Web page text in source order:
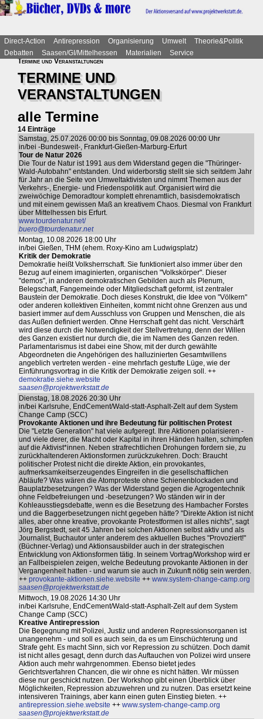
Direct-Action Antirepression Organisierung Umwelt
Theorie&Politik
Debatten
Saasen/GI/Mittelhessen Materialien
Service
Termine und Veranstaltungen
TERMINE UND
VERANSTALTUNGEN
alle Termine
14 Einträge
Samstag, 25.07.2026 00:00 bis Sonntag, 09.08.2026 00:00 Uhr
in/bei -Bundesweit-, Frankfurt-Gießen-Marburg-Erfurt
Tour de Natur 2026
Die Tour de Natur ist 1991 aus dem Widerstand gegen die "Thüringer-
Wald-Autobahn" entstanden. Und widerborstig stellt sie sich seitdem Jahr
für Jahr an die Seite von Umweltaktivisten und nimmt Themen aus der
Verkehrs-, Energie- und Friedenspolitik auf. Organisiert wird die
zweiwöchige Demoradtour komplett ehrenamtlich, basisdemokratisch
und mit einem gewissen Maß an kreativem Chaos. Diesmal von Frankfurt
über Mittelhessen bis Erfurt.
www.tourdenatur.net/
buero@tourdenatur.net
Montag, 10.08.2026 18:00 Uhr
in/bei Gießen, THM (ehem. Roxy-Kino am Ludwigsplatz)
Kritik der Demokratie
Demokratie heißt Volksherrschaft. Sie funktioniert also immer über den
Bezug auf einem imaginierten, organischen "Volkskörper". Dieser
"demos", in anderen demokratischen Gebilden auch als Plenum,
Belegschaft, Fangemeinde oder Mitgliedschaft geformt, ist zentraler
Baustein der Demokratie. Doch dieses Konstrukt, die Idee von "Völkern"
oder anderen kollektiven Einheiten, kommt nicht ohne Grenzen aus und
basiert immer auf dem Ausschluss von Gruppen und Menschen, die als
das Außen definiert werden. Ohne Herrschaft geht das nicht. Verschärft
wird diese durch die Notwendigkeit der Stellvertretung, denn der Willen
des Ganzen existiert nur durch die, die im Namen des Ganzen reden.
Parlamentarismus ist dabei eine Show, mit der durch gewählte
Abgeordneten die Angehörigen des halluzinierten Gesamtwillens
angeblich vertreten werden - eine mehrfach gestufte Lüge, wie der
Einführungsvortrag in die Kritik der Demokratie zeigen soll. ++
demokratie.siehe.website
saasen@projektwerkstatt.de
Dienstag, 18.08.2026 20:30 Uhr
in/bei Karlsruhe, EndCement/Wald-statt-Asphalt-Zelt auf dem System
Change Camp (SCC)
Provokante Aktionen und ihre Bedeutung für politischen Protest
Die "Letzte Generation" hat viele aufgeregt. Ihre Aktionen polarisieren -
und viele derer, die Macht oder Kapital in ihren Händen halten, schimpfen
auf die Aktivist*innen. Neben strafrechtlichen Drohungen fordern sie, zu
zurückhaltenderen Aktionsformen zurückzukehren. Doch: Braucht
politischer Protest nicht die direkte Aktion, ein provokantes,
aufmerksamkeitserzeugendes Eingreifen in die gesellschaftlichen
Abläufe? Was wären die Atomproteste ohne Schienenblockaden und
Bauplatzbesetzungen? Was der Widerstand gegen die Agrogentechnik
ohne Feldbefreiungen und -besetzungen? Wo ständen wir in der
Kohleausstiegsdebatte, wenn es die Besetzung des Hambacher Forstes
und die Baggerbesetzungen nicht gegeben hätte? "Direkte Aktion ist nicht
alles, aber ohne kreative, provokante Protestformen ist alles nichts", sagt
Jörg Bergstedt, seit 45 Jahren bei solchen Aktionen selbst aktiv und als
Journalist, Buchautor unter anderem des aktuellen Buches "Provoziert!"
(Büchner-Verlag) und Aktionsausbilder auch in der strategischen
Entwicklung von Aktionsformen tätig. In seinem Vortrag/Workshop wird er
an Fallbeispielen zeigen, welche Bedeutung provokante Aktionen in der
Vergangenheit hatten - und warum sie auch in Zukunft nötig sein werden.
++ provokante-aktionen.siehe.website ++ www.system-change-camp.org
saasen@projektwerkstatt.de
Mittwoch, 19.08.2026 14:30 Uhr
in/bei Karlsruhe, EndCement/Wald-statt-Asphalt-Zelt auf dem System
Change Camp (SCC)
Kreative Antirepression
Die Begegnung mit Polizei, Justiz und anderen Repressionsorganen ist
unangenehm - und soll es auch sein, da es um Einschüchterung und
Strafe geht. Es macht Sinn, sich vor Repression zu schützen. Doch damit
ist nicht alles gesagt, denn durch das Auftauchen von Polizei wird unsere
Aktion auch mehr wahrgenommen. Ebenso bietet jedes
Gerichtsverfahren Chancen, die wir ohne es nicht hätten. Wir müssen
diese nur geschickt nutzen. Der Workshop gibt einen Überblick über
Möglichkeiten, Repression abzuwehren und zu nutzen. Das ersetzt keine
intensiveren Trainings, aber kann einen guten Einstieg bieten. ++
antirepression.siehe.website ++ www.system-change-camp.org
saasen@projektwerkstatt.de